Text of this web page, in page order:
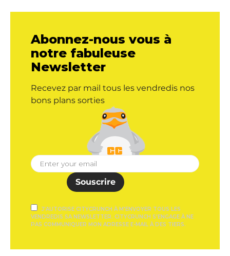
Abonnez-nous vous à
notre fabuleuse
Newsletter
Recevez par mail tous les vendredis nos
bons plans sorties
Souscrire
J'AUTORISE CITYCRUNCH À M'ENVOYER TOUS LES
VENDREDIS SA NEWSLETTER. CITYCRUNCH S'ENGAGE À NE
PAS COMMUNIQUER MON ADRESSE E-MAIL À DES TIERS.